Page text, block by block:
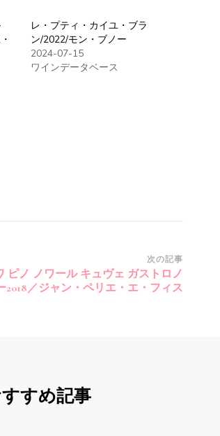
レ・プティ・カイユ・ブラ
ン/2022/モン・ブノー
2024-07-15
ワインデータベース
次の記事
ピノ ノワール キュヴェ ガストロノ
2018／ジャン・ペリエ・エ・フィス
すめ記事